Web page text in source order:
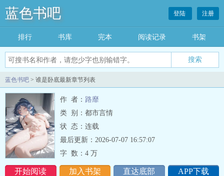
蓝色书吧
搜索
登陆 注册
排行 书库 完本 阅读记录 书架
蓝色书吧 > 谁是卧底最新章节列表
作 者： 路靡
类 别：都市言情
状 态：连载
开始阅读 加入书架 直达底部 APP下载
最后更新：2026-07-07 16:57:07
字 数： 4 万